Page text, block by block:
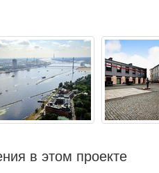
в этом проекте